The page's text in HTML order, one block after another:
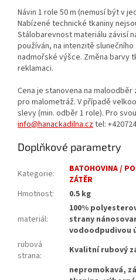
Návin 1 role 50 m (nemusí být v
Nabízené technické tkaniny
Stálobarevnost materiálu závisí
používán, na intenzitě
nadmořské výšce. Změna barvy
reklamaci.
Cena je stanovena na maloodběr
pro malometráž. V případě
slevy (min. odběr 1 role). Pro
info@hanackadilna.cztel:
Doplňkové parametry
Kategorie:
BATOHOVINA /
ZÁTĚR
Hmotnost: 0.5 kg
materiál:
100%
strany
vodoodpudivou
rubová
strana:
Kvalitní rubový
nepromokavá,